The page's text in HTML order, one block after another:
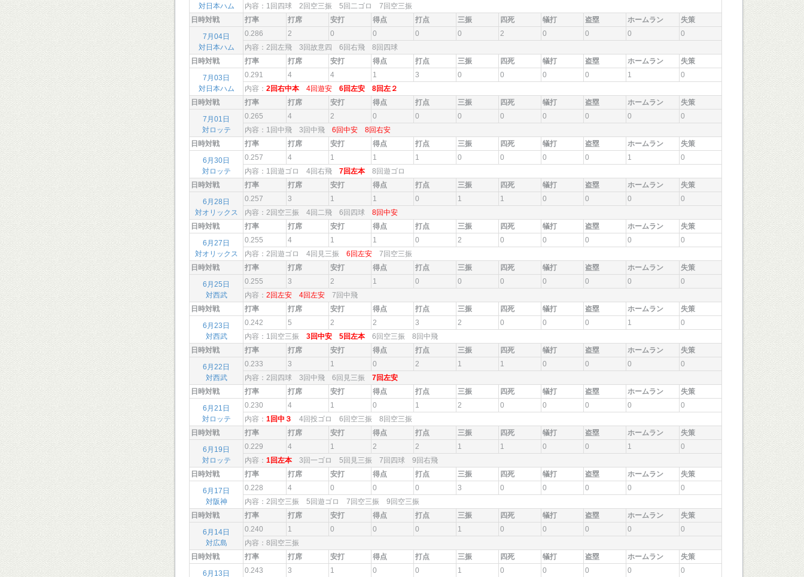
対日本ハム
内容：1回四球 2回空三振 5回二ゴロ 7回空三振
日時対戦
打率 打席 安打 得点 打点 三振 四死 犠打 盗塁 ホームラン
失策
7月04日
対日本ハム
0.286 2 0 0 0 0 2 0 0 0
0
内容：2回左飛 3回故意四 6回右飛 8回四球
日時対戦
打率 打席 安打 得点 打点 三振 四死 犠打 盗塁 ホームラン
失策
7月03日
対日本ハム
0.291 4 4 1 3 0 0 0 0 1
0
内容： 2回右中本 4回遊安 6回左安 8回左２
日時対戦
打率 打席 安打 得点 打点 三振 四死 犠打 盗塁 ホームラン
失策
7月01日
対ロッテ
0.265 4 2 0 0 0 0 0 0 0
0
内容：1回中飛 3回中飛 6回中安 8回右安
日時対戦
打率 打席 安打 得点 打点 三振 四死 犠打 盗塁 ホームラン
失策
6月30日
対ロッテ
0.257 4 1 1 1 0 0 0 0 1
0
内容：1回遊ゴロ 4回右飛 7回左本 8回遊ゴロ
日時対戦
打率 打席 安打 得点 打点 三振 四死 犠打 盗塁 ホームラン
失策
6月28日
対オリックス
0.257 3 1 1 0 1 1 0 0 0
0
内容：2回空三振 4回二飛 6回四球 8回中安
日時対戦
打率 打席 安打 得点 打点 三振 四死 犠打 盗塁 ホームラン
失策
6月27日
対オリックス
0.255 4 1 1 0 2 0 0 0 0
0
内容：2回遊ゴロ 4回見三振 6回左安 7回空三振
日時対戦
打率 打席 安打 得点 打点 三振 四死 犠打 盗塁 ホームラン
失策
6月25日
対西武
0.255 3 2 1 0 0 0 0 0 0
0
内容： 2回左安 4回左安 7回中飛
日時対戦
打率 打席 安打 得点 打点 三振 四死 犠打 盗塁 ホームラン
失策
6月23日
対西武
0.242 5 2 2 3 2 0 0 0 1
0
内容：1回空三振 3回中安 5回左本 6回空三振 8回中飛
日時対戦
打率 打席 安打 得点 打点 三振 四死 犠打 盗塁 ホームラン
失策
6月22日
対西武
0.233 3 1 0 2 1 1 0 0 0
0
内容：2回四球 3回中飛 6回見三振 7回左安
日時対戦
打率 打席 安打 得点 打点 三振 四死 犠打 盗塁 ホームラン
失策
6月21日
対ロッテ
0.230 4 1 0 1 2 0 0 0 0
0
内容： 1回中３ 4回投ゴロ 6回空三振 8回空三振
日時対戦
打率 打席 安打 得点 打点 三振 四死 犠打 盗塁 ホームラン
失策
6月19日
対ロッテ
0.229 4 1 2 2 1 1 0 0 1
0
内容： 1回左本 3回一ゴロ 5回見三振 7回四球 9回右飛
日時対戦
打率 打席 安打 得点 打点 三振 四死 犠打 盗塁 ホームラン
失策
6月17日
対阪神
0.228 4 0 0 0 3 0 0 0 0
0
内容：2回空三振 5回遊ゴロ 7回空三振 9回空三振
日時対戦
打率 打席 安打 得点 打点 三振 四死 犠打 盗塁 ホームラン
失策
6月14日
対広島
0.240 1 0 0 0 1 0 0 0 0
0
内容：8回空三振
日時対戦
打率 打席 安打 得点 打点 三振 四死 犠打 盗塁 ホームラン
失策
6月13日
0.243 3 1 0 0 1 0 0 0 0 0